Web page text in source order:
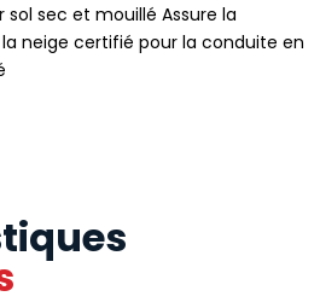
sec et mouillé Assure la
neige certifié pour la conduite en